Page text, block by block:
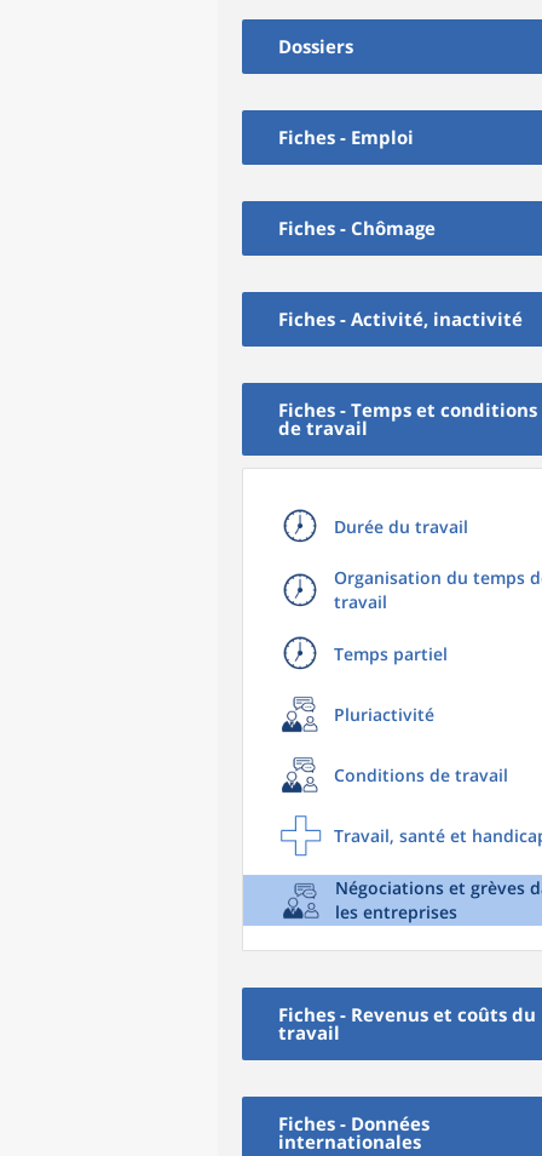
Dossiers
Fiches - Emploi
Fiches - Chômage
Fiches - Activité, inactivité
Fiches - Temps et conditions
de travail
Durée du travail
Organisation du temps
travail
Temps partiel
Pluriactivité
Conditions de travail
Travail, santé et
Négociations et grèves
les entreprises
Fiches - Revenus et coûts du
travail
Fiches - Données
internationales